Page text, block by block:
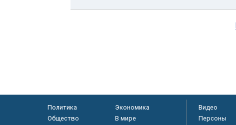
Политика
Экономика
Общество
В мире
Видео
Персоны